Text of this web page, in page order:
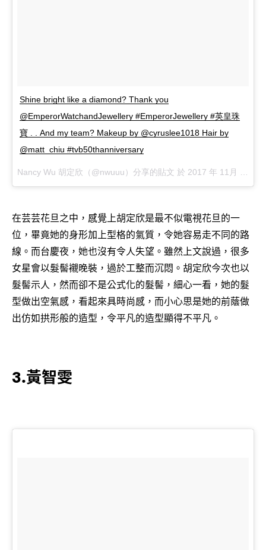
Shine bright like a diamond? Thank you
@EmperorWatchandJewellery #EmperorJewellery #英皇珠
寶 . . And my team? Makeup by @cyruslee1018 Hair by
@matt_chiu #tvb50thanniversary
Nancy Wu 胡定欣（@nwuuu）分享的貼文 於 2017 年 11月 月 19 9:07下午 PST
在芸芸花旦之中，感覺上胡定欣是最不似電視花旦的一
位，畢竟她的身形加上型格的氣質，令她容易走不同的路
線。而台慶夜，她也沒有令人失望。雖然上文說過，很多
女星會以髮髻襯晚裝，過於工整而沉悶。胡定欣今次也以
髮髻示人，然而卻不是公式化的髮髻，細心一看，她的髮
型做出空氣感，看起來具時尚感，而小心思是她的前蔭做
出仿如拱形般的造型，令平凡的造型顯得不平凡。
3.黃智雯